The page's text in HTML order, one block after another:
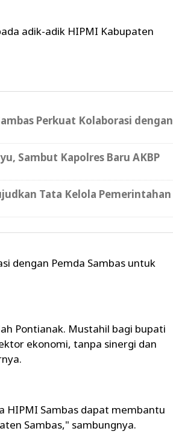
adik-adik HIPMI Kabupaten
Perkuat Kolaborasi dengan
Sambut Kapolres Baru AKBP
Tata Kelola Pemerintahan
dengan Pemda Sambas untuk
Pontianak. Mustahil bagi bupati
ekonomi, tanpa sinergi dan
HIPMI Sambas dapat membantu
Sambas," sambungnya.